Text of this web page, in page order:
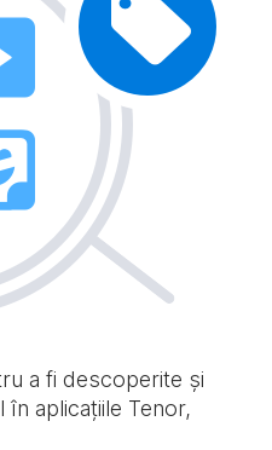
a fi descoperite și
aplicațiile Tenor,